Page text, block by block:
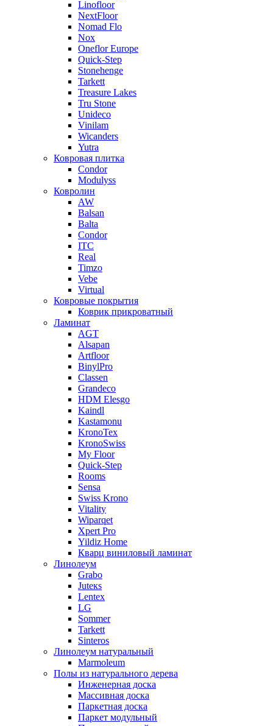
Linofloor
NextFloor
Nomad Flo
Nox
Oneflor Europe
Quick-Step
Stonehenge
Tarkett
Treasure Lakes
Tru Stone
Unideco
Vinilam
Wicanders
Yutra
Ковровая плитка
Condor
Modulyss
Ковролин
AW
Balsan
Balta
Condor
ITC
Real
Timzo
Vebe
Virtual
Ковровые покрытия
Коврик прикроватный
Ламинат
AGT
Alsapan
Artfloor
BinylPro
Classen
Grandeco
HDM Elesgo
Kaindl
Kastamonu
KronoTex
KronoSwiss
My Floor
Quick-Step
Rooms
Sensa
Swiss Krono
Vitality
Wiparqet
Xpert Pro
Yildiz Home
Кварц виниловый ламинат
Линолеум
Grabo
Juteкs
Lentex
LG
Sommer
Tarkett
Sinteros
Линолеум натуральный
Marmoleum
Полы из натурального дерева
Инженерная доска
Массивная доска
Паркетная доска
Паркет модульный